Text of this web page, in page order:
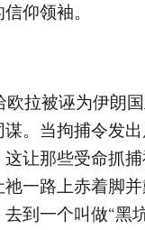
仰领袖。
欧拉被诬为伊朗
。当拘捕令发
让那些受命抓
一路上赤着脚
到一个叫做“黑